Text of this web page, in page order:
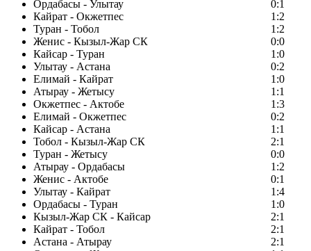
Ордабасы - Улытау
0:1
Кайрат - Окжетпес
1:2
Туран - Тобол
1:2
Женис - Кызыл-Жар СК
0:0
Кайсар - Туран
1:0
Улытау - Астана
0:2
Елимай - Кайрат
1:0
Атырау - Жетысу
1:1
Окжетпес - Актобе
1:3
Елимай - Окжетпес
0:2
Кайсар - Астана
1:1
Тобол - Кызыл-Жар СК
2:1
Туран - Жетысу
0:0
Атырау - Ордабасы
1:2
Женис - Актобе
0:1
Улытау - Кайрат
1:4
Ордабасы - Туран
1:0
Кызыл-Жар СК - Кайсар
2:1
Кайрат - Тобол
2:1
Астана - Атырау
2:1